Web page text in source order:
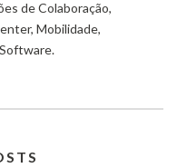
de Colaboração,
Mobilidade,